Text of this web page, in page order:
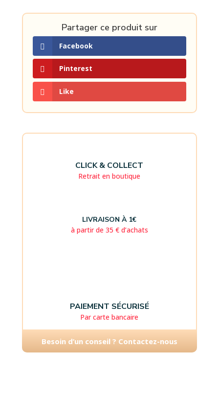
Partager ce produit sur
Facebook
Pinterest
Like
CLICK & COLLECT
Retrait en boutique
LIVRAISON À 1€
à partir de 35 € d’achats
PAIEMENT SÉCURISÉ
Par carte bancaire
Besoin d’un conseil ? Contactez-nous